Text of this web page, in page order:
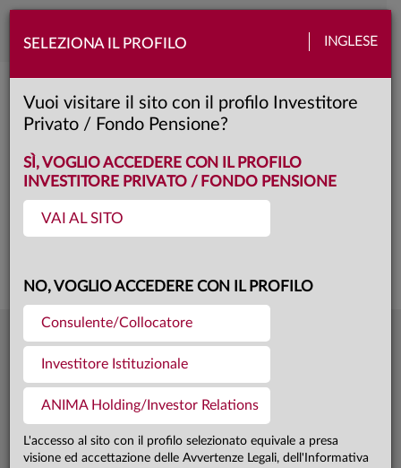
SELEZIONA IL PROFILO INGLESE
Vuoi visitare il sito con il profilo Investitore
Privato / Fondo Pensione?
SÌ, VOGLIO ACCEDERE CON IL PROFILO
INVESTITORE PRIVATO / FONDO PENSIONE
VAI AL SITO
NO, VOGLIO ACCEDERE CON IL PROFILO
Consulente/Collocatore
Investitore Istituzionale
ANIMA Holding/Investor Relations
L'accesso al sito con il profilo selezionato equivale a presa
visione ed accettazione delle Avvertenze Legali, dell'Informativa
Toggle
Anima Magellano
Classe: AD
Questa è una comunicazione di marketing. Si prega di consultare il prospetto e
Ultima quota
04.08.26
Patrimonio fondo 31.07.26
Patrimonio classe AD 31.07.26